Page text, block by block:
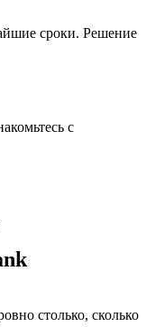
сроки. Решение
с
столько, сколько